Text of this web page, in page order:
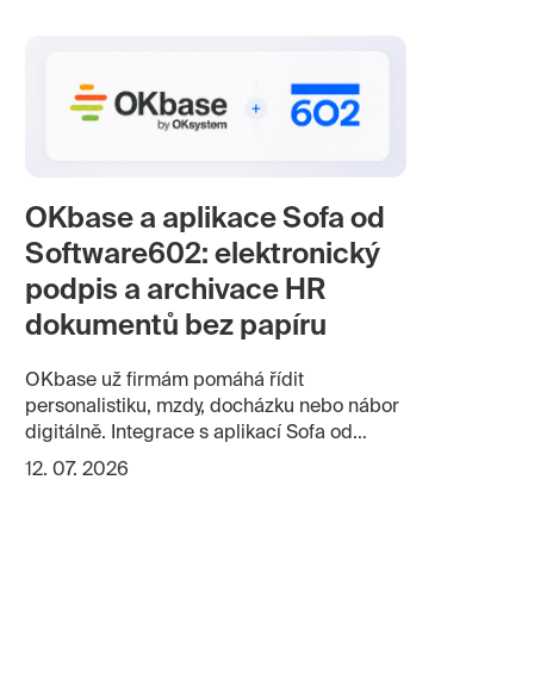
někdo ho podepsal, někdo založil a někdo
ho později potřeboval dohledat.
OKbase a aplikace Sofa od
Software602: elektronický
podpis a archivace HR
dokumentů bez papíru
OKbase už firmám pomáhá řídit
personalistiku, mzdy, docházku nebo nábor
digitálně. Integrace s aplikací Sofa od
Software602 k tomu přidává elektronický
12. 07. 2026